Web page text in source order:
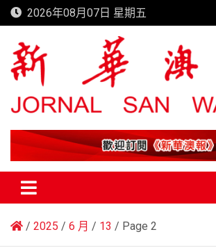
Skip
to
content
2026年08月07日 星期五
新華澳報
2025 6 月 13 Page 2